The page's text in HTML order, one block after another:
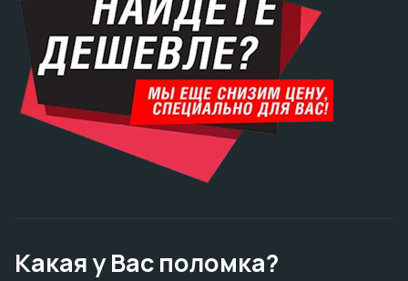
Какая у Вас поломка?